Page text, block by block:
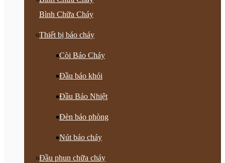
Bình Chữa Cháy
Thiết bị báo cháy
Còi Báo Cháy
Đầu báo khói
Đầu Báo Nhiệt
Đèn báo phòng
Nút báo cháy
Đầu phun chữa cháy